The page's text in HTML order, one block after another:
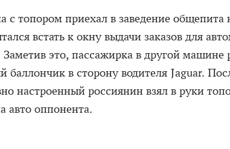
топором приехал в заведение общепита
встать к окну выдачи заказов для
Заметив это, пассажирка в другой машине
баллончик в сторону водителя Jaguar.
настроенный россиянин взял в руки
авто оппонента.